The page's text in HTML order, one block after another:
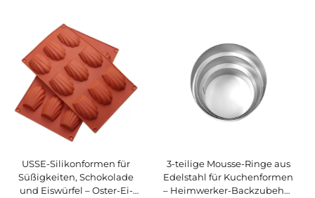
Kuchenverzierung
USSE-Silikonformen für
Süßigkeiten, Schokolade
und Eiswürfel – Oster-Ei-
3-teilige Mousse-Ringe aus
Edelstahl für Kuchenformen
– Heimwerker-Backzubehör